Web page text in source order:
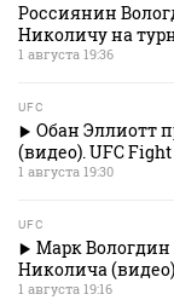
Россиянин
Николичу на
1 августа 19:36
UFC
Обан Эллиотт
(видео). UFC
1 августа 19:30
UFC
Марк Вологдин
Николича
1 августа 19:16